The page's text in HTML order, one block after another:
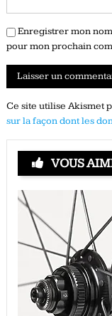
Enregistrer mon
pour mon prochain
Ce site utilise Akismet
sur la façon dont les
VOUS